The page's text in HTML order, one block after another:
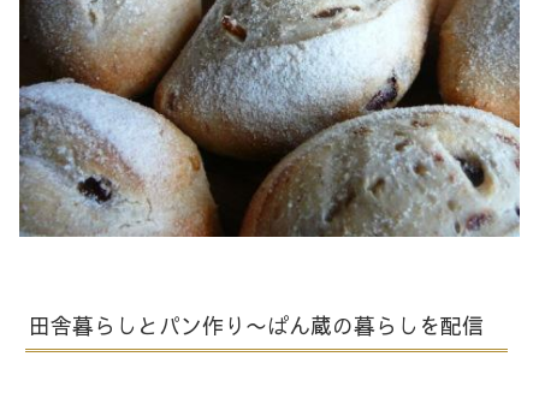
田舎暮らしとパン作り〜ぱん蔵の暮らしを配信